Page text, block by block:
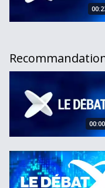
Le Débat du 31.01.18 -